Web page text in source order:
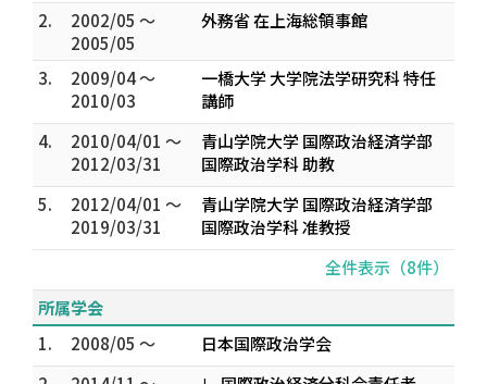
2.
2002/05 ～
2005/05
外務省 在上海総領事館
3.
2009/04 ～
2010/03
一橋大学 大学院法学研究科 特任
講師
4.
2010/04/01 ～
2012/03/31
青山学院大学 国際政治経済学部
国際政治学科 助教
5.
2012/04/01 ～
2019/03/31
青山学院大学 国際政治経済学部
国際政治学科 准教授
全件表示（8件）
所属学会
1.
2008/05 ～
日本国際政治学会